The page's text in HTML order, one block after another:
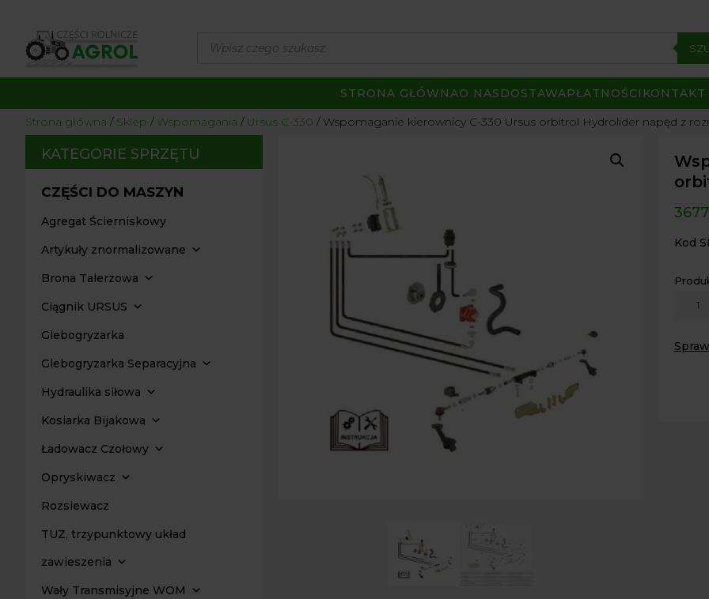
produktów
STRONA GŁÓWNAO NAS DOSTAWAPŁATNOŚCI KONTAKT
Strona główna / Sklep / Wspomagania / Ursus C-330 / Wspomaganie kierownicy C-330 Ursus orbitrol Hydrolider napęd z
KATEGORIE SPRZĘTU
CZĘŚCI DO MASZYN
Agregat Ścierniskowy
Artykuły znormalizowane
Brona Talerzowa
Ciągnik URSUS
Glebogryzarka
Glebogryzarka Separacyjna
Hydraulika siłowa
Kosiarka Bijakowa
Ładowacz Czołowy
Opryskiwacz
Rozsiewacz
TUZ, trzypunktowy układ
zawieszenia
Wały Transmisyjne WOM
Kod
C-